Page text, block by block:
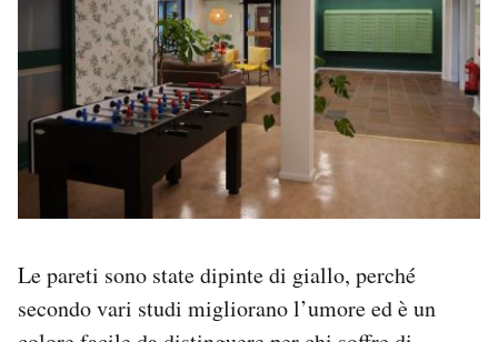
Le pareti sono state dipinte di giallo, perché
secondo vari studi migliorano l’umore ed è un